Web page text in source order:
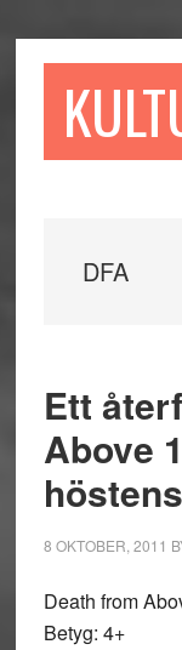
till
till
sidofältet
till
DFA
Ett
Above
8 OKTOBER, 2011
Death from
Betyg: 4+